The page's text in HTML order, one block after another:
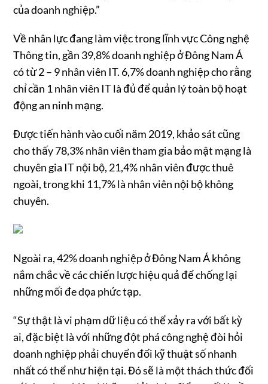
của doanh nghiệp.”
Về nhân lực đang làm việc trong lĩnh vực Công nghệ
Thông tin, gần 39,8% doanh nghiệp ở Đông Nam Á
có từ 2 – 9 nhân viên IT. 6,7% doanh nghiệp cho rằng
chỉ cần 1 nhân viên IT là đủ để quản lý toàn bộ hoạt
động an ninh mạng.
Được tiến hành vào cuối năm 2019, khảo sát cũng
cho thấy 78,3% nhân viên tham gia bảo mật mạng là
chuyên gia IT nội bộ, 21,4% nhân viên được thuê
ngoài, trong khi 11,7% là nhân viên nội bộ không
chuyên.
Ngoài ra, 42% doanh nghiệp ở Đông Nam Á không
nắm chắc về các chiến lược hiệu quả để chống lại
những mối đe dọa phức tạp.
“Sự thật là vi phạm dữ liệu có thể xảy ra với bất kỳ
ai, đặc biệt là với những đột phá công nghệ đòi hỏi
doanh nghiệp phải chuyển đổi kỹ thuật số nhanh
nhất có thể như hiện tại. Đó sẽ là một thách thức đối